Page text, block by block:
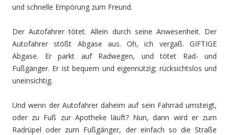
und schnelle Empörung zum Freund.
Der Autofahrer tötet. Allein durch seine Anwesenheit. Der
Autofahrer stößt Abgase aus. Oh, ich vergaß. GIFTIGE
Abgase. Er parkt auf Radwegen, und tötet Rad- und
Fußgänger. Er ist bequem und eigennützig; rücksichtslos und
uneinsichtig.
Und wenn der Autofahrer daheim auf sein Fahrrad umsteigt,
oder zu Fuß zur Apotheke läuft? Nun, dann wird er zum
Radrüpel oder zum Fußgänger, der einfach so die Straße